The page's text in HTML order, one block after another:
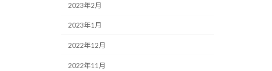
2023年2月
2023年1月
2022年12月
2022年11月